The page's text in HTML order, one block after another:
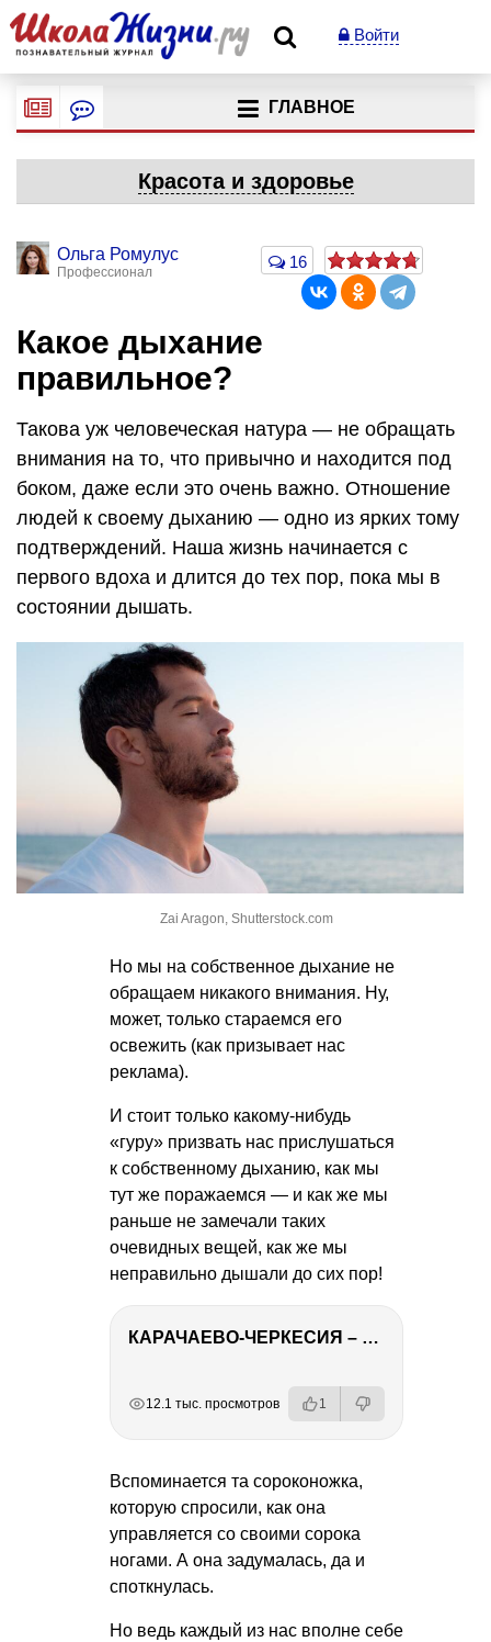
Войти
ГЛАВНОЕ
Красота и здоровье
Ольга Ромулус
Профессионал
16
Какое дыхание
правильное?
Такова уж человеческая натура — не обращать
внимания на то, что привычно и находится под
боком, даже если это очень важно. Отношение
людей к своему дыханию — одно из ярких тому
подтверждений. Наша жизнь начинается с
первого вдоха и длится до тех пор, пока мы в
состоянии дышать.
Zai Aragon, Shutterstock.com
Но мы на собственное дыхание не
обращаем никакого внимания. Ну,
может, только стараемся его
освежить (как призывает нас
реклама).
И стоит только какому-нибудь
«гуру» призвать нас прислушаться
к собственному дыханию, как мы
тут же поражаемся — и как же мы
раньше не замечали таких
очевидных вещей, как же мы
неправильно дышали до сих пор!
КАРАЧАЕВО-ЧЕРКЕСИЯ – ПУТЕШЕСТВИЕ НА КАВКАЗ часть 2
12.1 тыс. просмотров 1
Вспоминается та сороконожка,
которую спросили, как она
управляется со своими сорока
ногами. А она задумалась, да и
споткнулась.
Но ведь каждый из нас вполне себе